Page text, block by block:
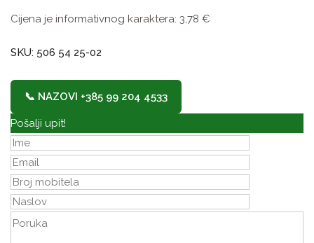
Cijena je informativnog karaktera: 3,78 €
SKU: 506 54 25-02
📞 NAZOVI +385 99 204 4533
Pošalji upit!